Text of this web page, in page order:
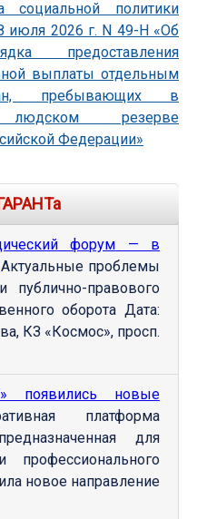
социальной политики
июля 2026 г. N 49-Н «Об
предоставления
выплаты отдельным
пребывающих в
людском резерве
Федерации»
форум — в
Актуальные проблемы
публично-правового
оборота Дата:
КЗ «Космос», просп.
появились новые
платформа
для
профессионального
новое направление